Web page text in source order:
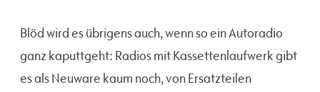
Blöd wird es übrigens auch, wenn so ein Autoradio
ganz kaputtgeht: Radios mit Kassettenlaufwerk gibt
es als Neuware kaum noch, von Ersatzteilen